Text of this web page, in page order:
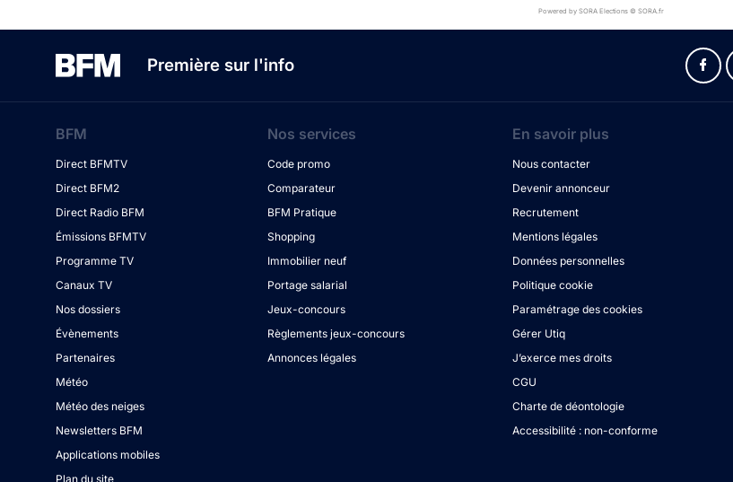
Powered by SORA Elections © SORA.fr
Première sur l'info
BFM
Direct BFMTV
Direct BFM2
Direct Radio BFM
Émissions BFMTV
Programme TV
Canaux TV
Nos dossiers
Évènements
Partenaires
Météo
Météo des neiges
Newsletters BFM
Applications mobiles
Plan du site
Nos services
Code promo
Comparateur
BFM Pratique
Shopping
Immobilier neuf
Portage salarial
Jeux-concours
Règlements jeux-concours
Annonces légales
En savoir plus
Nous contacter
Devenir annonceur
Recrutement
Mentions légales
Données personnelles
Politique cookie
Paramétrage des cookies
Gérer Utiq
J’exerce mes droits
CGU
Charte de déontologie
Accessibilité : non-conforme